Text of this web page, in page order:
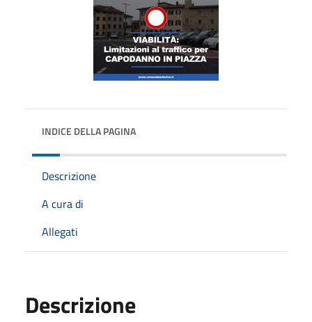
INDICE DELLA PAGINA
Descrizione
A cura di
Allegati
Descrizione